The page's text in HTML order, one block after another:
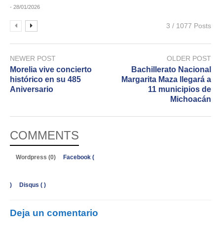
- 28/01/2026
3 / 1077 Posts
NEWER POST
Morelia vive concierto
histórico en su 485
Aniversario
OLDER POST
Bachillerato Nacional
Margarita Maza llegará a
11 municipios de
Michoacán
COMMENTS
Wordpress (0) Facebook (
) Disqus ( )
Deja un comentario